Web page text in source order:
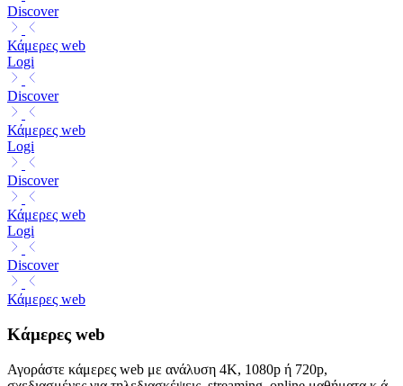
Discover
Κάμερες web
Logi
Discover
Κάμερες web
Logi
Discover
Κάμερες web
Logi
Discover
Κάμερες web
Κάμερες web
Αγοράστε κάμερες web με ανάλυση 4K, 1080p ή 720p,